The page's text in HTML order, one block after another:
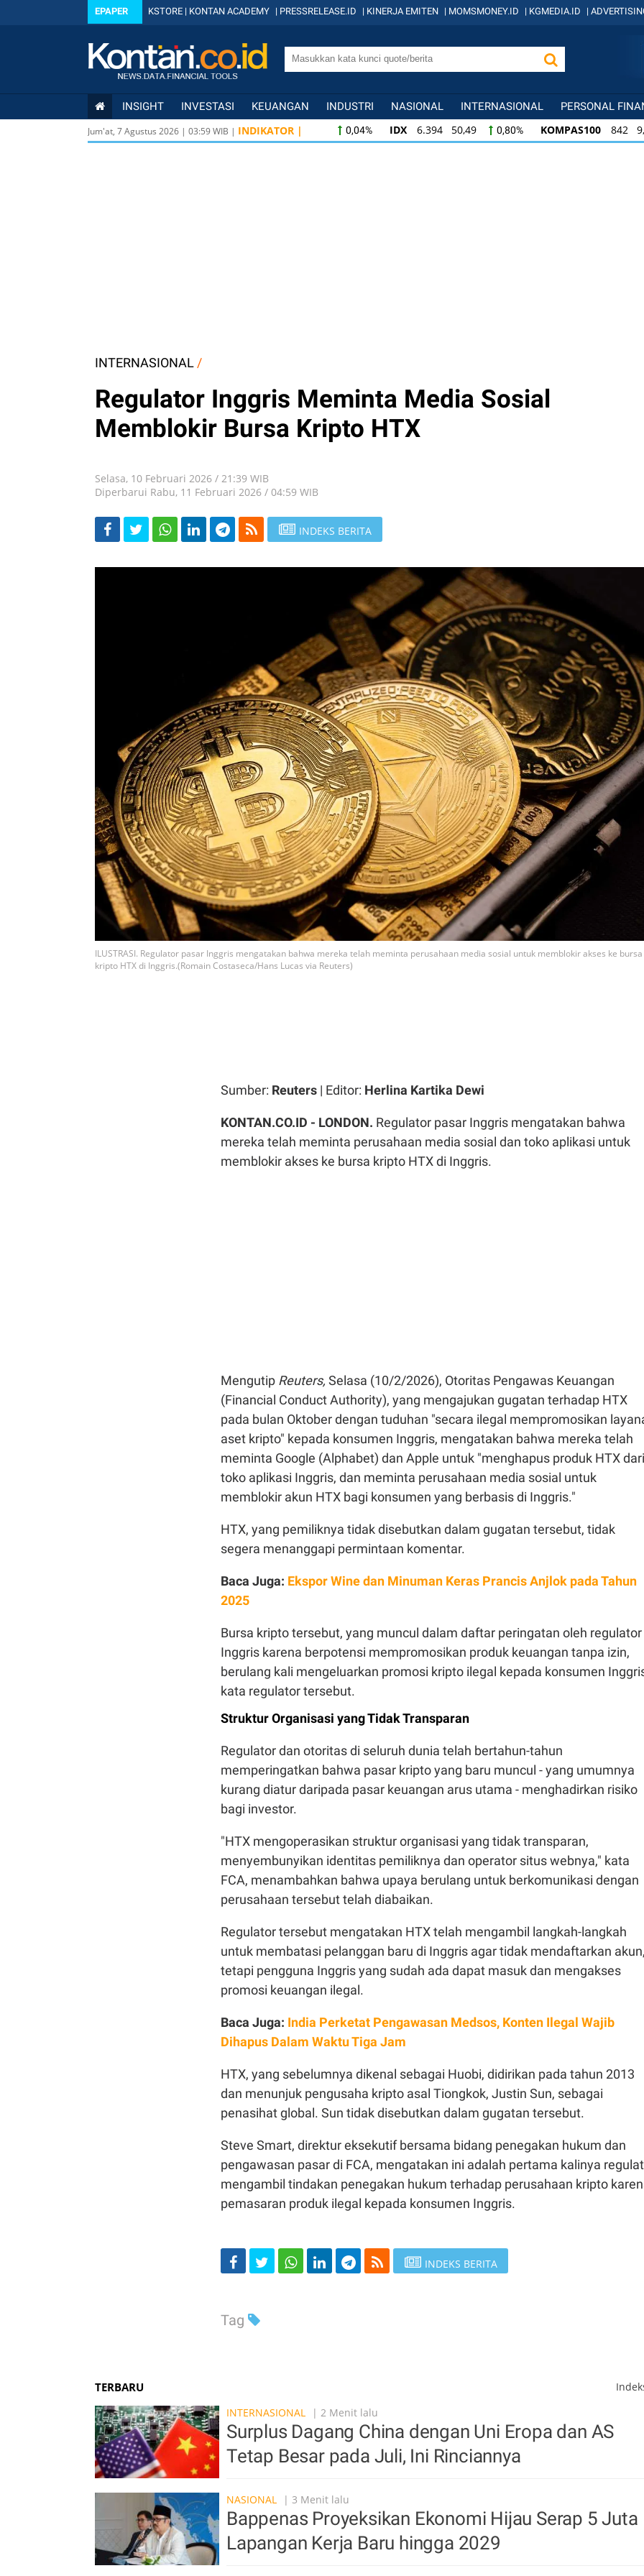
EPAPER KSTORE | KONTAN ACADEMY | PRESSRELEASE.ID | KINERJA EMITEN | MOMSMONEY.ID | KGMEDIA.ID |
INSIGHT INVESTASI KEUANGAN INDUSTRI NASIONAL INTERNASIONAL PERSONAL
Jum'at, 7 Agustus 2026 | 03:59WIB | INDIKATOR | IDX 6.394 50,49 0,80% KOMPAS100 842 9,21
KOMPAS100
842 9,21 1,11% LQ45 639 7,72 1,22%
INTERNASIONAL /
Regulator Inggris Meminta Media Sosial
Memblokir Bursa Kripto HTX
Selasa, 10 Februari 2026 / 21:39 WIB
Diperbarui Rabu, 11 Februari 2026 / 04:59 WIB
INDEKS BERITA
ILUSTRASI. Regulator pasar Inggris mengatakan bahwa mereka telah meminta perusahaan media sosial untuk memblokir akses ke bursa
kripto HTX di Inggris.(Romain Costaseca/Hans Lucas via Reuters)
Sumber: Reuters | Editor: Herlina Kartika Dewi
KONTAN.CO.ID - LONDON. Regulator pasar Inggris mengatakan bahwa
mereka telah meminta perusahaan media sosial dan toko aplikasi untuk
memblokir akses ke bursa kripto HTX di Inggris.
Mengutip Reuters, Selasa (10/2/2026), Otoritas Pengawas Keuangan
(Financial Conduct Authority), yang mengajukan gugatan terhadap HTX
pada bulan Oktober dengan tuduhan "secara ilegal mempromosikan
aset kripto" kepada konsumen Inggris, mengatakan bahwa mereka telah
meminta Google (Alphabet) dan Apple untuk "menghapus produk HTX dari
toko aplikasi Inggris, dan meminta perusahaan media sosial untuk
memblokir akun HTX bagi konsumen yang berbasis di Inggris."
HTX, yang pemiliknya tidak disebutkan dalam gugatan tersebut, tidak
segera menanggapi permintaan komentar.
Baca Juga: Ekspor Wine dan Minuman Keras Prancis Anjlok pada Tahun
2025
Bursa kripto tersebut, yang muncul dalam daftar peringatan oleh regulator
Inggris karena berpotensi mempromosikan produk keuangan tanpa izin,
berulang kali mengeluarkan promosi kripto ilegal kepada konsumen
kata regulator tersebut.
Struktur Organisasi yang Tidak Transparan
Regulator dan otoritas di seluruh dunia telah bertahun-tahun
memperingatkan bahwa pasar kripto yang baru muncul - yang umumnya
kurang diatur daripada pasar keuangan arus utama - menghadirkan risiko
bagi investor.
"HTX mengoperasikan struktur organisasi yang tidak transparan,
menyembunyikan identitas pemiliknya dan operator situs webnya," kata
FCA, menambahkan bahwa upaya berulang untuk berkomunikasi dengan
perusahaan tersebut telah diabaikan.
Regulator tersebut mengatakan HTX telah mengambil langkah-langkah
untuk membatasi pelanggan baru di Inggris agar tidak mendaftarkan akun,
tetapi pengguna Inggris yang sudah ada dapat masuk dan mengakses
promosi keuangan ilegal.
Baca Juga: India Perketat Pengawasan Medsos, Konten Ilegal Wajib
Dihapus Dalam Waktu Tiga Jam
HTX, yang sebelumnya dikenal sebagai Huobi, didirikan pada tahun 2013
dan menunjuk pengusaha kripto asal Tiongkok, Justin Sun, sebagai
penasihat global. Sun tidak disebutkan dalam gugatan tersebut.
Steve Smart, direktur eksekutif bersama bidang penegakan hukum dan
pengawasan pasar di FCA, mengatakan ini adalah pertama kalinya
mengambil tindakan penegakan hukum terhadap perusahaan kripto
pemasaran produk ilegal kepada konsumen Inggris.
INDEKS BERITA
Tag
TERBARU
INTERNASIONAL
| 2 Menit lalu
Surplus Dagang China dengan Uni Eropa dan AS
Tetap Besar pada Juli, Ini Rinciannya
NASIONAL | 3 Menit lalu
Bappenas Proyeksikan Ekonomi Hijau Serap 5 Juta
Lapangan Kerja Baru hingga 2029